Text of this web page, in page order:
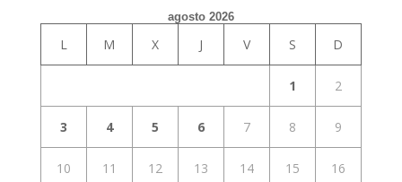
agosto 2026
L M X J V S D
1 2
3 4 5 6 7 8 9
10 11 12 13 14 15 16